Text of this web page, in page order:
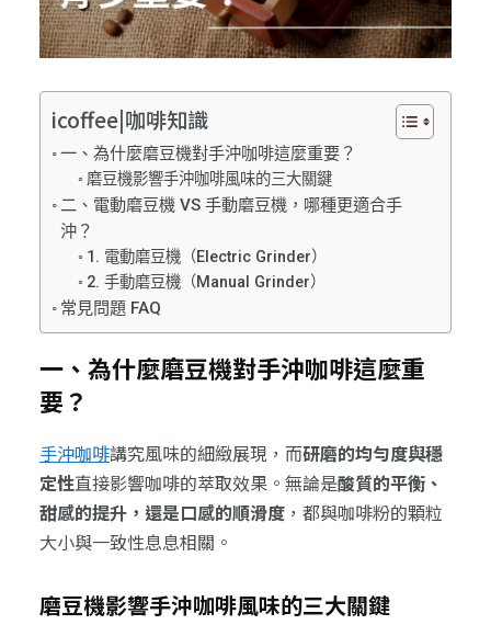
icoffee|咖啡知識
一、為什麼磨豆機對手沖咖啡這麼重要？
磨豆機影響手沖咖啡風味的三大關鍵
二、電動磨豆機 VS 手動磨豆機，哪種更適合手
沖？
1. 電動磨豆機（Electric Grinder）
2. 手動磨豆機（Manual Grinder）
常見問題 FAQ
一、為什麼磨豆機對手沖咖啡這麼重
要？
手沖咖啡講究風味的細緻展現，而研磨的均勻度與穩
定性直接影響咖啡的萃取效果。無論是酸質的平衡、
甜感的提升，還是口感的順滑度，都與咖啡粉的顆粒
大小與一致性息息相關。
磨豆機影響手沖咖啡風味的三大關鍵